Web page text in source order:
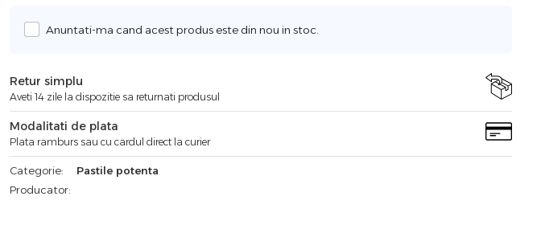
Anuntati-ma cand acest produs este din nou in stoc.
Retur simplu
Aveti 14 zile la dispozitie sa returnati produsul
Modalitati de plata
Plata ramburs sau cu cardul direct la curier
Categorie:
Pastile potenta
Producator: